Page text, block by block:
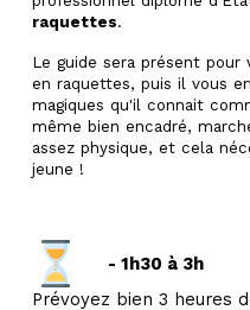
raquettes.
Le guide sera présent pour
en raquettes, puis il vous
magiques qu'il connait
même bien encadré,
assez physique, et cela
jeune !
- 1h30 à 3h
Prévoyez bien 3 heures